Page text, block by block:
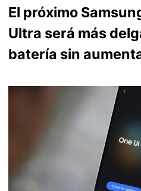
El próximo
Ultra será más
batería sin